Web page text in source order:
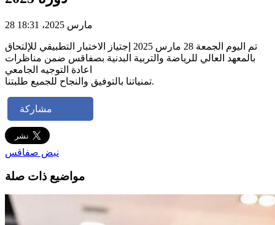
28 مارس 2025، 18:31
تم اليوم الجمعة 28 مارس 2025 إجتياز الاختبار التطبيقي للإلتحاق
بالمعهد العالي للرياضة والتربية البدنية بصفاقس ضمن مناظرات
اعادة التوجيه الجامعي
تمنياتنا بالتوفيق والنجاح للجميع طلبتنا.
مشاركة
نبض صفاقس
مواضيع ذات صلة